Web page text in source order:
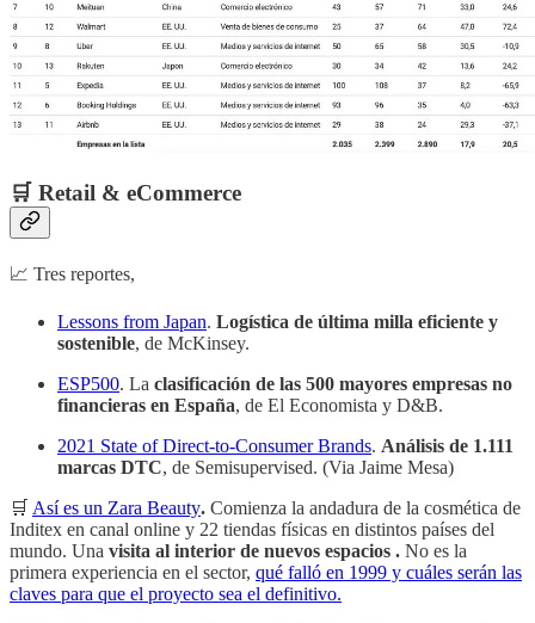
🛒 Retail & eCommerce
📈 Tres reportes,
Lessons from Japan. Logística de última milla eficiente y
sostenible, de McKinsey.
ESP500. La clasificación de las 500 mayores empresas no
financieras en España, de El Economista y D&B.
2021 State of Direct-to-Consumer Brands. Análisis de 1.111
marcas DTC, de Semisupervised. (Via Jaime Mesa)
🛒 Así es un Zara Beauty. Comienza la andadura de la cosmética de
Inditex en canal online y 22 tiendas físicas en distintos países del
mundo. Una visita al interior de nuevos espacios . No es la
primera experiencia en el sector, qué falló en 1999 y cuáles serán las
claves para que el proyecto sea el definitivo.